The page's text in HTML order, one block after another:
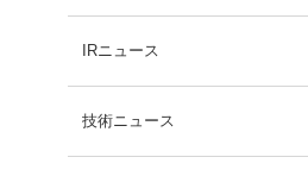
IRニュース
技術ニュース